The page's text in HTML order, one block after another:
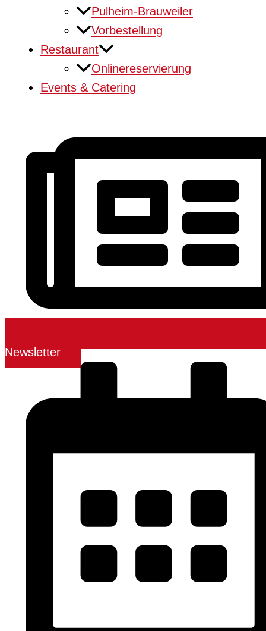
Pulheim-Brauweiler
Vorbestellung
Restaurant
Onlinereservierung
Events & Catering
Newsletter